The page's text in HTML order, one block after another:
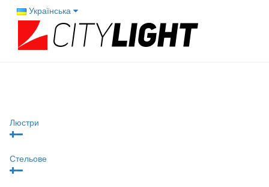
Українська
Люстри
Стельове